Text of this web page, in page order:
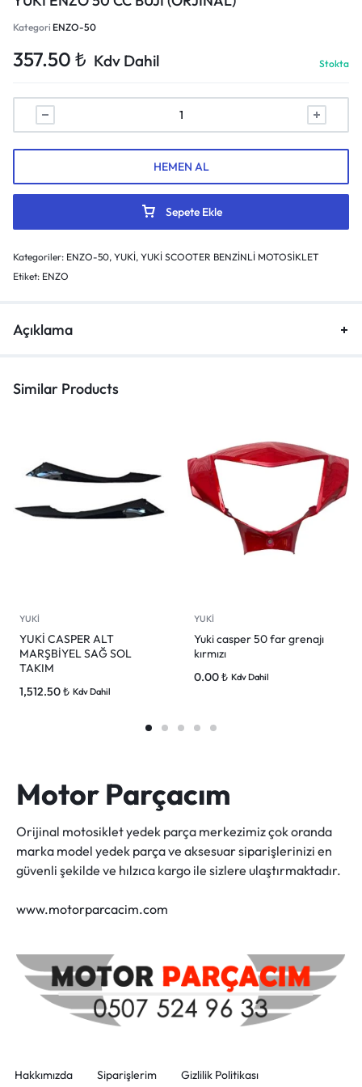
Kategori ENZO-50
357.50 ₺ Kdv Dahil Stokta
Sepete Ekle
HEMEN AL
Kategoriler: ENZO-50, YUKİ, YUKİ SCOOTER BENZİNLİ MOTOSİKLET
Etiket: ENZO
Açıklama
Similar Products
YUKİ
YUKİ CASPER ALT
MARŞBİYEL SAĞ SOL
TAKIM
1,512.50₺ Kdv Dahil
YUKİ
Yuki casper 50 far grenajı
kırmızı
0.00₺ Kdv Dahil
Motor Parçacım
Orijinal motosiklet yedek parça merkezimiz çok oranda
marka model yedek parça ve aksesuar siparişlerinizi en
güvenli şekilde ve hılzıca kargo ile sizlere ulaştırmaktadır.
www.motorparcacim.com
Hakkımızda Siparişlerim
Gizlilik Politikası